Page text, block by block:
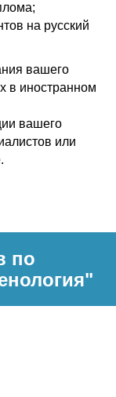
на русский
вашего
в иностранном
вашего
или
по